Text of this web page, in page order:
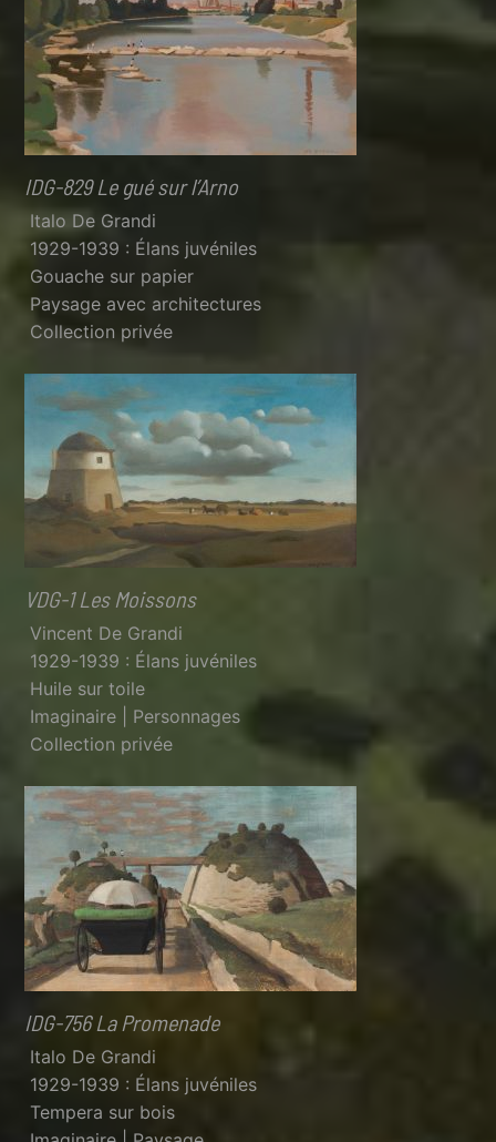
IDG-829 Le gué sur l’Arno
Italo De Grandi
1929-1939 : Élans juvéniles
Gouache sur papier
Paysage avec architectures
Collection privée
VDG-1 Les Moissons
Vincent De Grandi
1929-1939 : Élans juvéniles
Huile sur toile
Imaginaire | Personnages
Collection privée
IDG-756 La Promenade
Italo De Grandi
1929-1939 : Élans juvéniles
Tempera sur bois